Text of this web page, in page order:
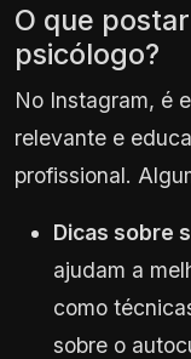
O que
psicólogo?
No Instagram, é
relevante e
profissional.
Dicas sobre
ajudam a
como
sobre o